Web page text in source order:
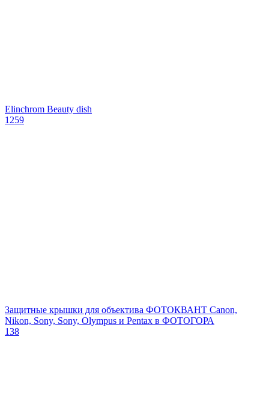
Elinchrom Beauty dish
1259
Защитные крышки для объектива ФОТОКВАНТ Canon,
Nikon, Sony, Sony, Olympus и Pentax в ФОТОГОРА
138